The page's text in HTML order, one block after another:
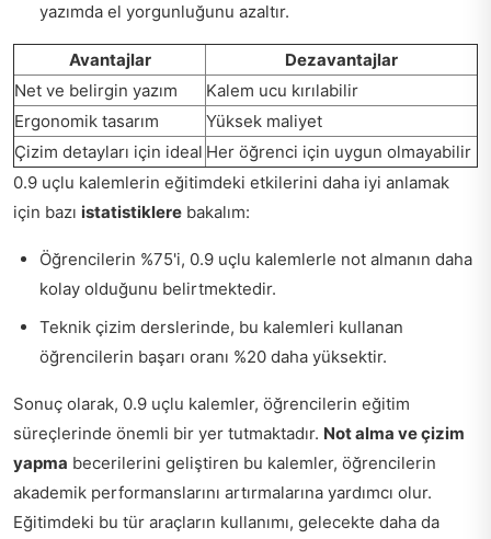
yazımda el yorgunluğunu azaltır.
Avantajlar
Dezavantajlar
Net ve belirgin yazım
Kalem ucu kırılabilir
Ergonomik tasarım
Yüksek maliyet
Çizim detayları için ideal Her öğrenci için uygun olmayabilir
0.9 uçlu kalemlerin eğitimdeki etkilerini daha iyi anlamak
için bazı istatistiklere bakalım:
Öğrencilerin %75'i, 0.9 uçlu kalemlerle not almanın daha
kolay olduğunu belirtmektedir.
Teknik çizim derslerinde, bu kalemleri kullanan
öğrencilerin başarı oranı %20 daha yüksektir.
Sonuç olarak, 0.9 uçlu kalemler, öğrencilerin eğitim
süreçlerinde önemli bir yer tutmaktadır. Not alma ve çizim
yapma becerilerini geliştiren bu kalemler, öğrencilerin
akademik performanslarını artırmalarına yardımcı olur.
Eğitimdeki bu tür araçların kullanımı, gelecekte daha da